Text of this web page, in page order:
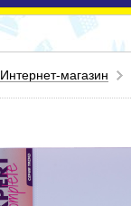
Интернет-магазин